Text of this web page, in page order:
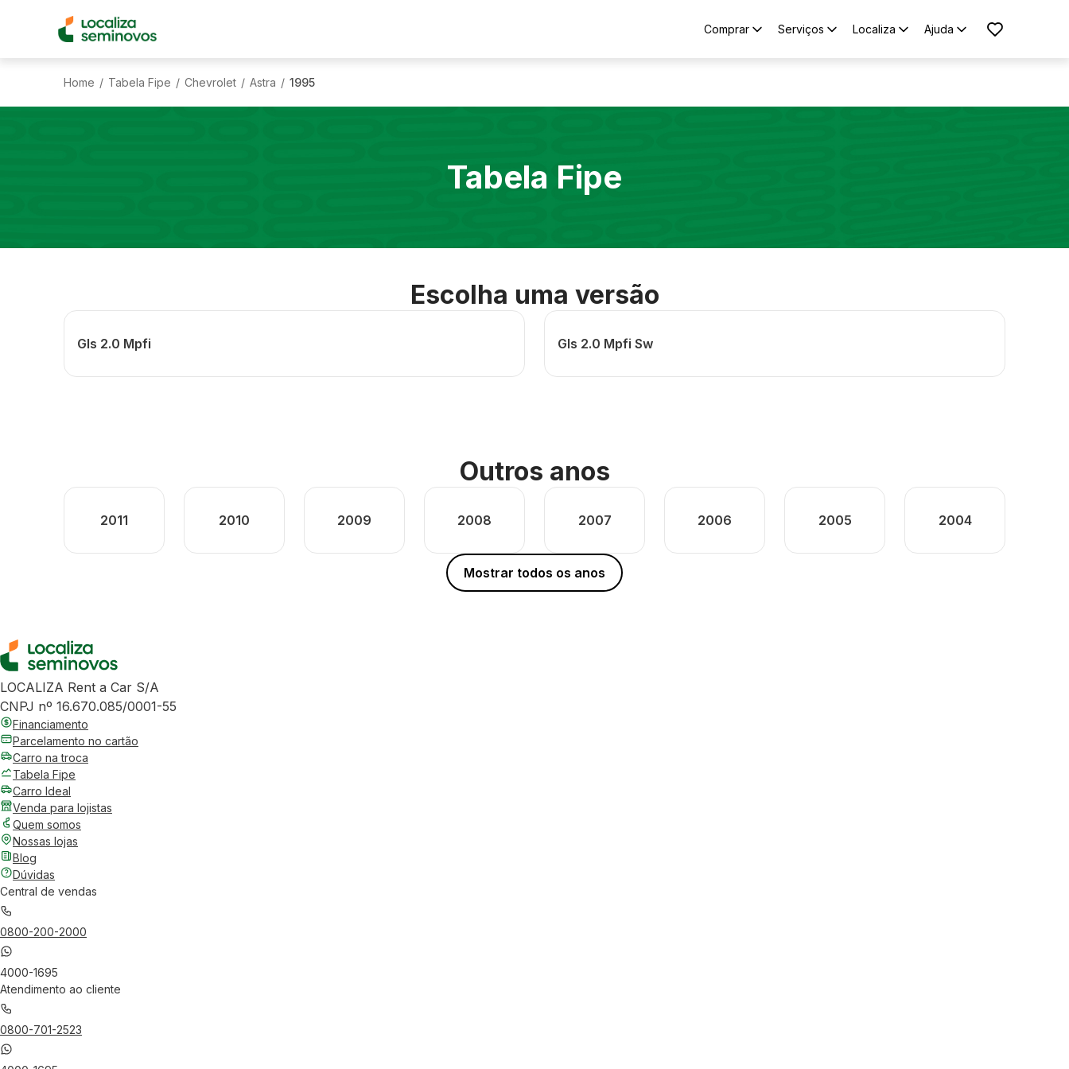
Comprar Serviços Localiza Ajuda
Home / Tabela Fipe / Chevrolet / Astra / 1995
Tabela Fipe
Escolha uma versão
Gls 2.0 Mpfi Gls 2.0 Mpfi Sw
Outros anos
2011 2010 2009 2008 2007 2006 2005 2004
Mostrar todos os anos
LOCALIZA Rent a Car S/A
CNPJ nº 16.670.085/0001-55
Financiamento
Parcelamento no cartão
Carro na troca
Tabela Fipe
Carro Ideal
Venda para lojistas
Quem somos
Nossas lojas
Blog
Dúvidas
Central de vendas
0800-200-2000
4000-1695
Atendimento ao cliente
0800-701-2523